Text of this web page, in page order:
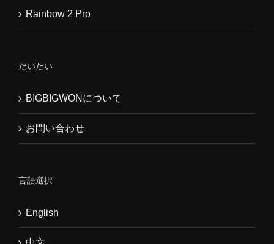
Rainbow 2 Pro
だいたい
BIGBIGWONについて
お問い合わせ
言語選択
English